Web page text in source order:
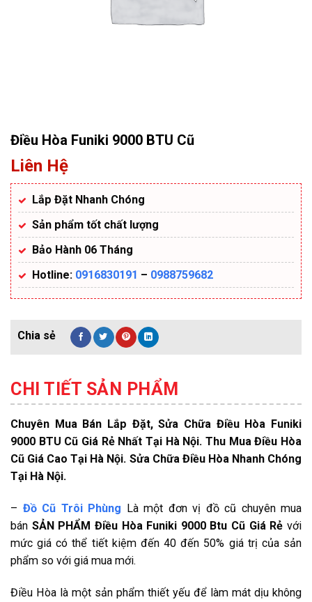
Điều Hòa Funiki 9000 BTU Cũ
Liên Hệ
Lắp Đặt Nhanh Chóng
Sản phẩm tốt chất lượng
Bảo Hành 06 Tháng
Hotline: 0916830191 – 0988759682
CHI TIẾT SẢN PHẨM
Chuyên Mua Bán Lắp Đặt, Sửa Chữa Điều Hòa Funiki
9000 BTU Cũ Giá Rẻ Nhất Tại Hà Nội. Thu Mua Điều Hòa
Cũ Giá Cao Tại Hà Nội. Sửa Chữa Điều Hòa Nhanh Chóng
Tại Hà Nội.
– Đồ Cũ Trôi Phùng Là một đơn vị đồ cũ chuyên mua
bán SẢN PHẨM Điều Hòa Funiki 9000 Btu Cũ Giá Rẻ với
mức giá có thể tiết kiệm đến 40 đến 50% giá trị của sản
phẩm so với giá mua mới.
Điều Hòa là một sản phẩm thiết yếu để làm mát dịu không